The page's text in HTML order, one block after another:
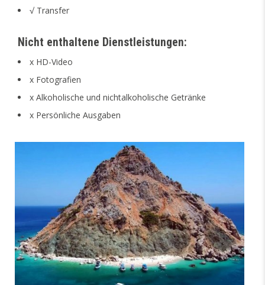
√ Transfer
Nicht enthaltene Dienstleistungen:
x HD-Video
x Fotografien
x Alkoholische und nichtalkoholische Getränke
x Persönliche Ausgaben